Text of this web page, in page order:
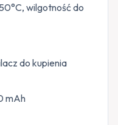
wilgotność do
do kupienia
mAh